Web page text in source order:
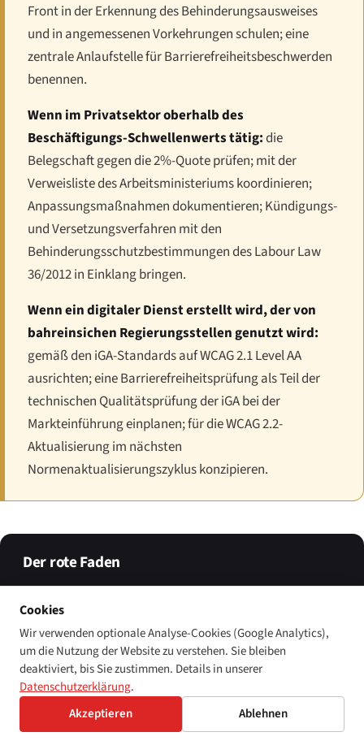
Front in der Erkennung des Behinderungsausweises
und in angemessenen Vorkehrungen schulen; eine
zentrale Anlaufstelle für Barrierefreiheitsbeschwerden
benennen.
Wenn im Privatsektor oberhalb des
Beschäftigungs-Schwellenwerts tätig:die
Belegschaft gegen die 2%-Quote prüfen; mit der
Verweisliste des Arbeitsministeriums koordinieren;
Anpassungsmaßnahmen dokumentieren; Kündigungs-
und Versetzungsverfahren mit den
Behinderungsschutzbestimmungen des Labour Law
36/2012 in Einklang bringen.
Wenn ein digitaler Dienst erstellt wird, der von
bahreinsichen Regierungsstellen genutzt wird:
gemäß den iGA-Standards auf WCAG 2.1 Level AA
ausrichten; eine Barrierefreiheitsprüfung als Teil der
technischen Qualitätsprüfung der iGA bei der
Markteinführung einplanen; für die WCAG 2.2-
Aktualisierung im nächsten
Normenaktualisierungszyklus konzipieren.
Der rote Faden
Bahrains Behindertenrechtsrahmen ist kompakt, gut
integriert und verfahrensmäßig verwaltungsgetrieben statt
klagegetrieben. Das Recht ist auf dem Papier in Ordnung —
Law 74/2006 ist umfassend, der verfassungsrechtliche Anker
ist vorhanden, und das digitale Barrierefreiheitsprogramm
der iGA gehört zu den weiterentwickelten im Golfraum. Was
durch den nächsten CRPD-Zyklus auf die Probe gestellt
werden muss, ist, ob die bescheidenen
Cookies
Wir verwenden optionale Analyse-Cookies (Google Analytics),
um die Nutzung der Website zu verstehen. Sie bleiben
deaktiviert, bis Sie zustimmen. Details in unserer
Datenschutzerklärung.
Akzeptieren
Ablehnen